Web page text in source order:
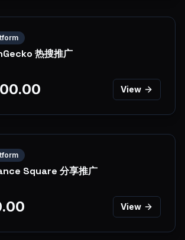
热搜推广
View
Square 分享推广
View